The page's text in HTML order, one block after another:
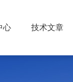
心 技术文章